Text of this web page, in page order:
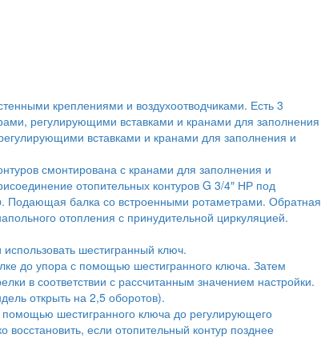
креплениями и воздухоотводчиками. Есть 3
регулирующими вставками и кранами для заполнения
вставками и кранами для заполнения и
смонтирована с кранами для заполнения и
отопительных контуров G 3/4″ НР под
Подающая балка со встроенными ротаметрами. Обратная
отопления с принудительной циркуляцией.
шестигранный ключ.
до упора с помощью шестигранного ключа. Затем
в соответствии с рассчитанным значением настройки.
открыть на 2,5 оборотов).
шестигранного ключа до регулирующего
если отопительный контур позднее